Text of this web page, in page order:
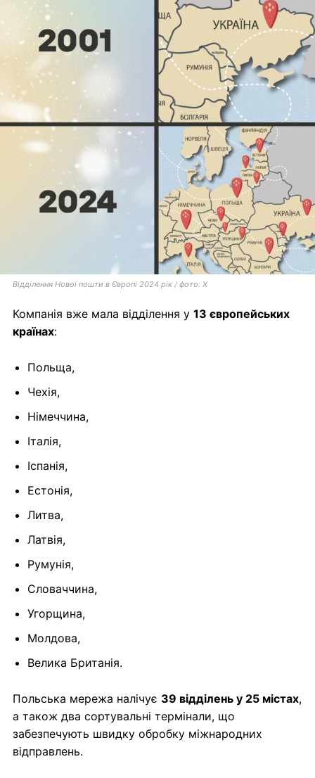
Відділення Нової пошти в Європі 2024 рік / фото: X
Компанія вже мала відділення у 13 європейських
країнах:
Польща,
Чехія,
Німеччина,
Італія,
Іспанія,
Естонія,
Литва,
Латвія,
Румунія,
Словаччина,
Угорщина,
Молдова,
Велика Британія.
Польська мережа налічує 39 відділень у 25 містах,
а також два сортувальні термінали, що
забезпечують швидку обробку міжнародних
відправлень.